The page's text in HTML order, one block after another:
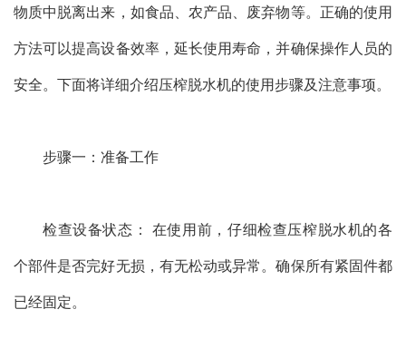
物质中脱离出来，如食品、农产品、废弃物等。正确的使用
方法可以提高设备效率，延长使用寿命，并确保操作人员的
安全。下面将详细介绍压榨脱水机的使用步骤及注意事项。
步骤一：准备工作
检查设备状态： 在使用前，仔细检查压榨脱水机的各
个部件是否完好无损，有无松动或异常。确保所有紧固件都
已经固定。